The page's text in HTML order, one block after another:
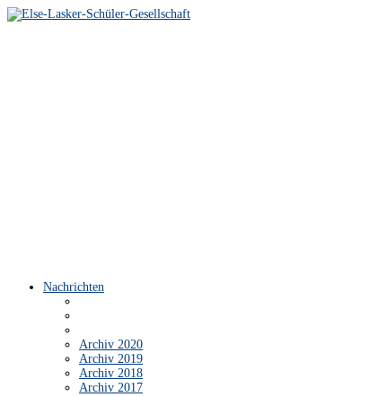
Nachrichten
Archiv 2020
Archiv 2019
Archiv 2018
Archiv 2017